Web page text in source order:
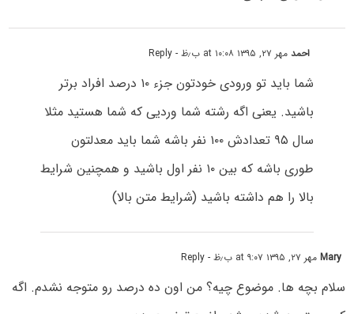
احمدمهر ۲۷, ۱۳۹۵ at ۱۰:۰۸ ب٫ظ - Reply
شما باید تو ورودی خودتون جزء ۱۰ درصد افراد برتر
باشید. یعنی اگه رشته شما وردیی که شما هستید مثلا
سال ۹۵ تعدادش ۱۰۰ نفر باشه شما باید معدلتون
طوری باشه که بین ۱۰ نفر اول باشید و همچنین شرایط
بالا را هم داشته باشید (شرایط متن بالا)
Maryمهر ۲۷, ۱۳۹۵ at ۹:۰۷ ب٫ظ - Reply
سلام بچه ها. موضوع چیه؟ من اون ده درصد رو متوجه نشدم. اگه